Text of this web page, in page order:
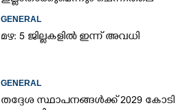
GENERAL
മഴ: 5 ജില്ലകളിൽ ഇന്ന് അവധി
GENERAL
തദ്ദേശ സ്ഥാപനങ്ങൾക്ക് 2029 കോടി